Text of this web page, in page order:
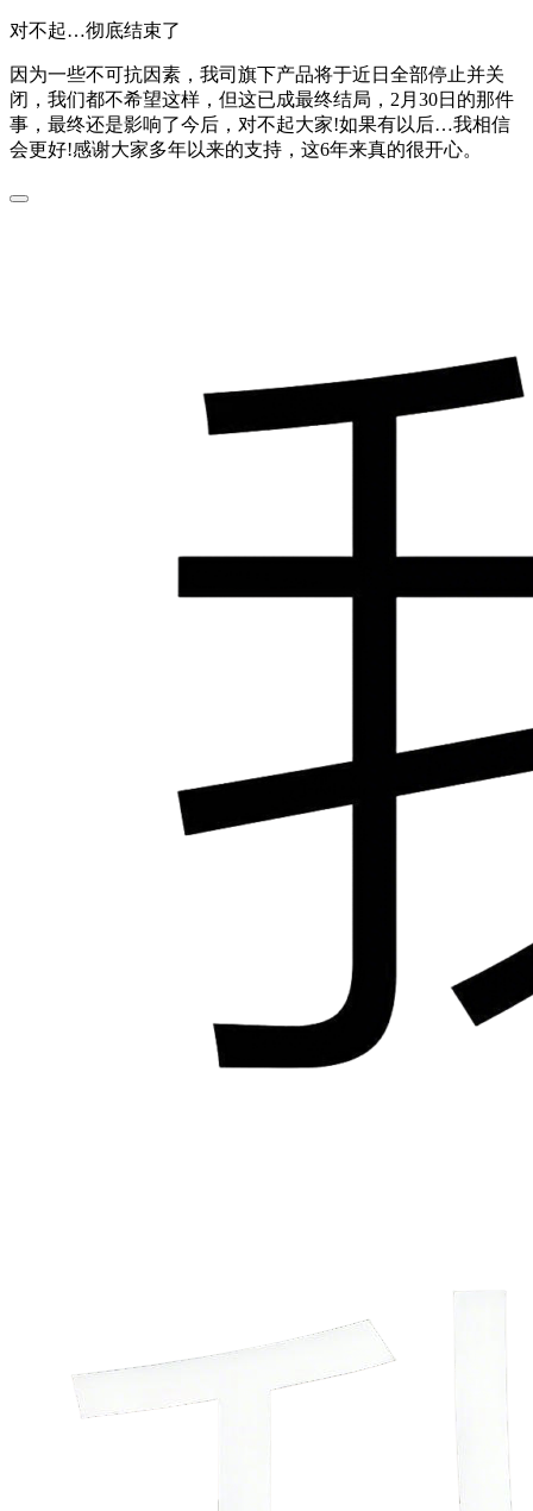
对不起…彻底结束了
因为一些不可抗因素，我司旗下产品将于近日全部停止并关
闭，我们都不希望这样，但这已成最终结局，2月30日的那件
事，最终还是影响了今后，对不起大家!如果有以后…我相信
会更好!感谢大家多年以来的支持，这6年来真的很开心。